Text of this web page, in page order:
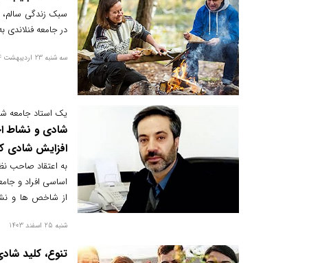
سبک زندگی
در جامعه فنلاندی
سه شنبه 23 اردیبهشت 1404
یک استاد جامعه
شادی و نشاط
افزایش شادی
به اعتقاد صاحب
اساسی افراد و
از شاخص ها و
روابط اجتماعی و
شنبه 25 اسفند 1403
تنوع، کلید شادی در